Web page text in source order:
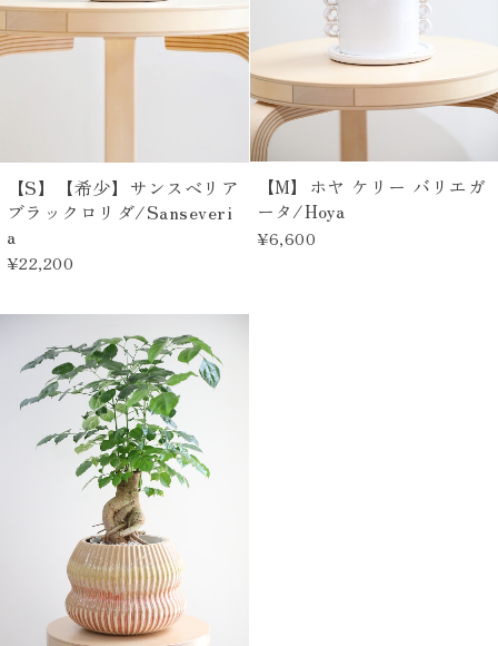
【S】【希少】サンスベリア
ブラックロリダ/Sanseveri
a
¥22,200
【M】ホヤ ケリー バリエガ
ータ/Hoya
¥6,600